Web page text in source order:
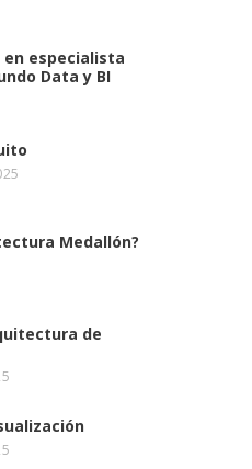
especialista
Data y BI
Medallón?
de